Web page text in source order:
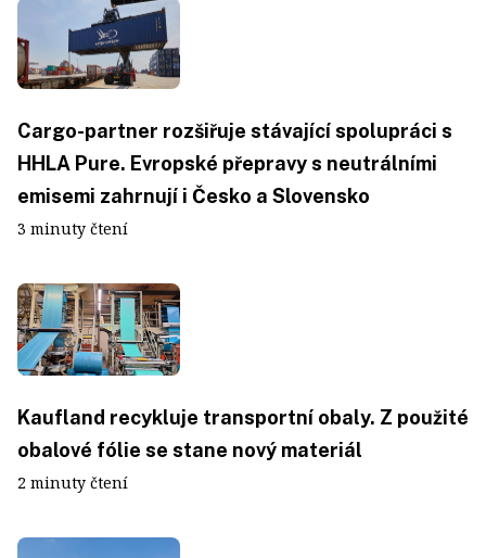
Cargo-partner rozšiřuje stávající spolupráci s
HHLA Pure. Evropské přepravy s neutrálními
emisemi zahrnují i Česko a Slovensko
3 minuty čtení
Kaufland recykluje transportní obaly. Z použité
obalové fólie se stane nový materiál
2 minuty čtení